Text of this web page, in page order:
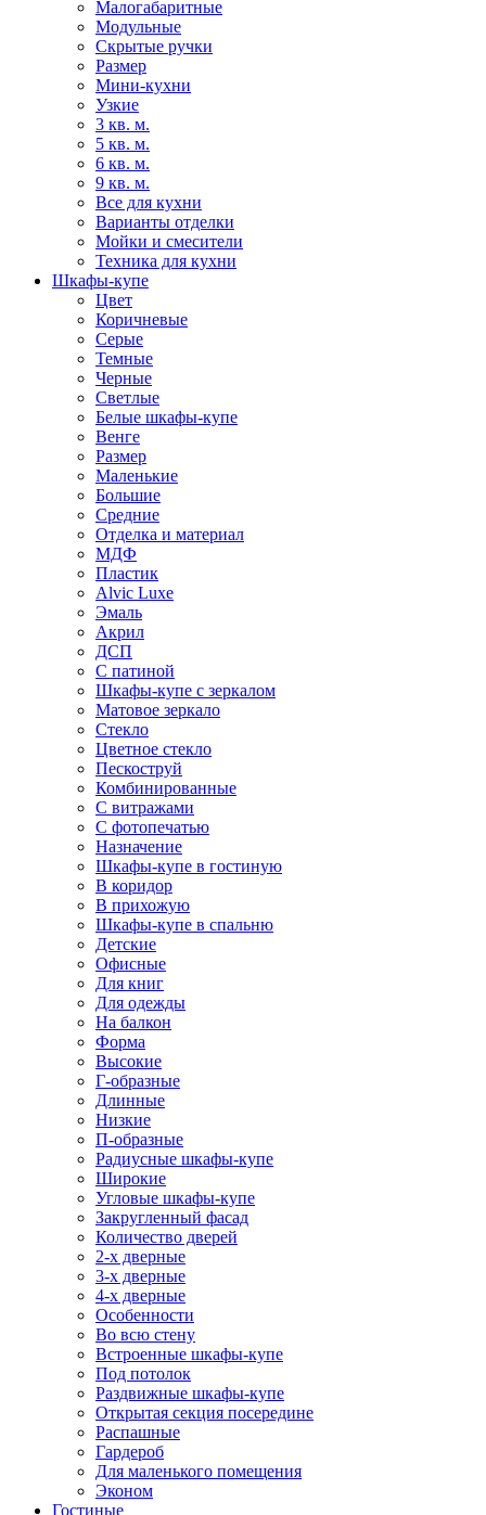
Малогабаритные
Модульные
Скрытые ручки
Размер
Мини-кухни
Узкие
3 кв. м.
5 кв. м.
6 кв. м.
9 кв. м.
Все для кухни
Варианты отделки
Мойки и смесители
Техника для кухни
Шкафы-купе
Цвет
Коричневые
Серые
Темные
Черные
Светлые
Белые шкафы-купе
Венге
Размер
Маленькие
Большие
Средние
Отделка и материал
МДФ
Пластик
Alvic Luxe
Эмаль
Акрил
ДСП
С патиной
Шкафы-купе с зеркалом
Матовое зеркало
Стекло
Цветное стекло
Пескоструй
Комбинированные
С витражами
С фотопечатью
Назначение
Шкафы-купе в гостиную
В коридор
В прихожую
Шкафы-купе в спальню
Детские
Офисные
Для книг
Для одежды
На балкон
Форма
Высокие
Г-образные
Длинные
Низкие
П-образные
Радиусные шкафы-купе
Широкие
Угловые шкафы-купе
Закругленный фасад
Количество дверей
2-х дверные
3-х дверные
4-х дверные
Особенности
Во всю стену
Встроенные шкафы-купе
Под потолок
Раздвижные шкафы-купе
Открытая секция посередине
Распашные
Гардероб
Для маленького помещения
Эконом
Гостиные